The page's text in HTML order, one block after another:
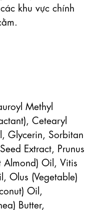
khu vực chính
Methyl
Cetearyl
Glycerin, Sorbitan
Extract, Prunus
Almond) Oil, Vitis
Olus (Vegetable)
Oil,
Butter,